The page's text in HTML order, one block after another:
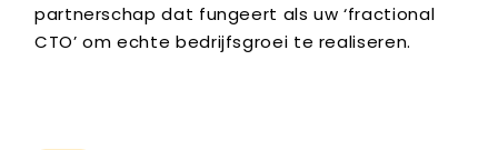
partnerschap dat fungeert als uw ‘fractional
CTO’ om echte bedrijfsgroei te realiseren.